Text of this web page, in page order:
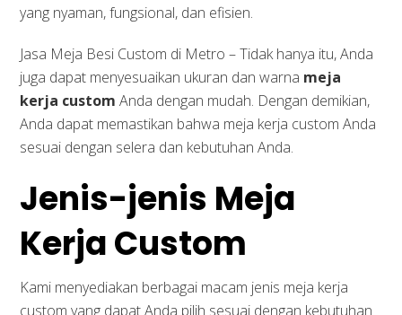
yang nyaman, fungsional, dan efisien.
Jasa Meja Besi Custom di Metro – Tidak hanya itu, Anda
juga dapat menyesuaikan ukuran dan warna meja
kerja custom Anda dengan mudah. Dengan demikian,
Anda dapat memastikan bahwa meja kerja custom Anda
sesuai dengan selera dan kebutuhan Anda.
Jenis-jenis Meja
Kerja Custom
Kami menyediakan berbagai macam jenis meja kerja
custom yang dapat Anda pilih sesuai dengan kebutuhan